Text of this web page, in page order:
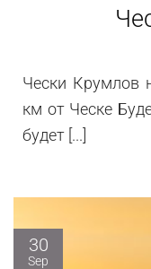
Чески Крумлов
км от Ческе
будет [...]
30
Sep